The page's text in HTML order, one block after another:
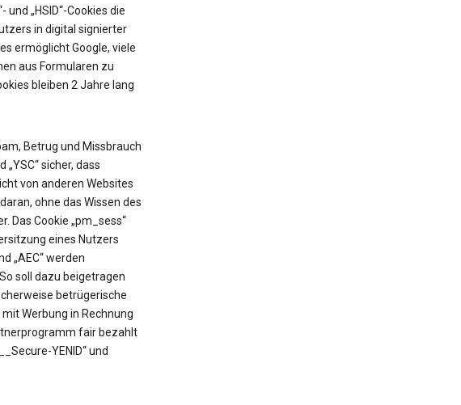
„HSID“-Cookies die
in digital signierter
ermöglicht Google, viele
aus Formularen zu
bleiben 2 Jahre lang
Betrug und Missbrauch
sicher, dass
von anderen Websites
ohne das Wissen des
Das Cookie „pm_sess“
eines Nutzers
„AEC“ werden
soll dazu beigetragen
betrügerische
Werbung in Rechnung
fair bezahlt
YENID“ und